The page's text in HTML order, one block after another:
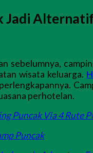
Jadi
sebelumnya,
wisata keluarga.
perhotelan.
Puncak Via 4 Rute
Puncak